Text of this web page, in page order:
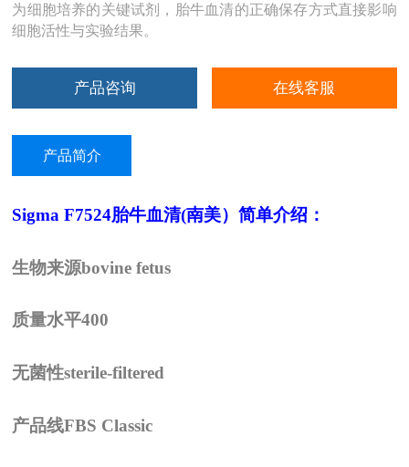
为细胞培养的关键试剂，胎牛血清的正确保存方式直接影响
细胞活性与实验结果。
产品咨询 在线客服
产品简介
SigmaF7524胎牛血清(南美）简单介绍：
生物来源bovine fetus
质量水平400
无菌性sterile-filtered
产品线FBS Classic